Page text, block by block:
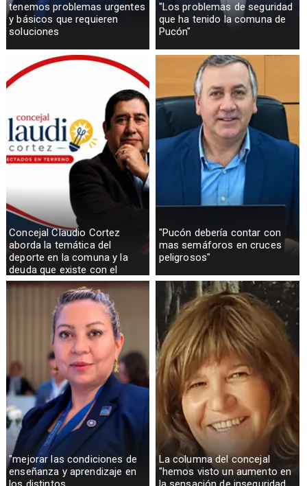
tenemos problemas urgentes
y básicos que requieren
soluciones
"Los problemas de seguridad
que ha tenido la comuna de
Pucón"
Concejal Claudio Cortez
aborda la temática del
deporte en la comuna y la
deuda que existe con el
sector rural
"Pucón debería contar con
mas semáforos en cruces
peligrosos"
"mejorar las condiciones de
enseñanza y aprendizaje en
La columna del concejal
"hemos visto un aumento en